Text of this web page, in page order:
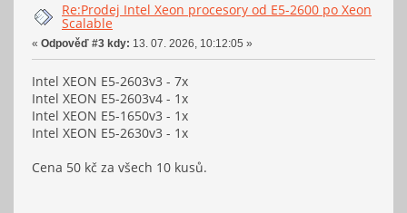
Re:Prodej Intel Xeon procesory od E5-2600 po Xeon
Scalable
« Odpověď #3 kdy: 13. 07. 2026, 10:12:05 »
Intel XEON E5-2603v3 - 7x
Intel XEON E5-2603v4 - 1x
Intel XEON E5-1650v3 - 1x
Intel XEON E5-2630v3 - 1x
Cena 50 kč za všech 10 kusů.